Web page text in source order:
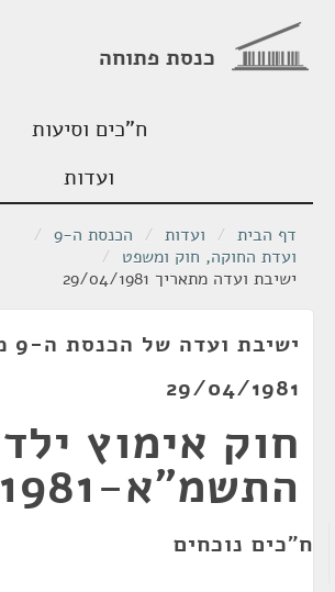
כנסת פתוחה
ח"כים וסיעות
ועדות
דף הבית / ועדות / הכנסת ה-9
/
ועדת החוקה, חוק ומשפט /
ישיבת ועדה מתאריך 29/04/1981
29/04/1981
חוק אימוץ
התשמ"א-1981
ח"כים נוכחים